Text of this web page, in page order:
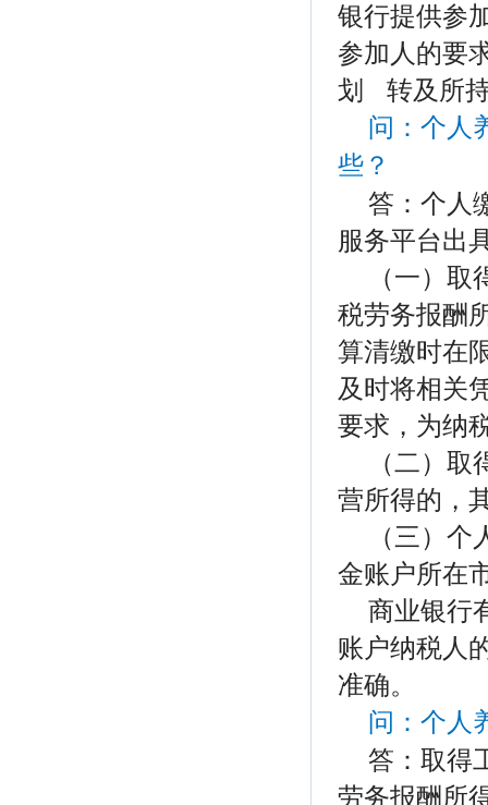
银行提供参
参加人的要
划 转及所
问： 个人
些？
答：个人
服务平台出
（一）
税劳务报酬
算清缴时在
及时将相关
要求，为纳
（二）
营所得的，
（三）
金账户所在
商业银行
账户纳税人
准确。
问：个人
答：取得
劳务报酬所